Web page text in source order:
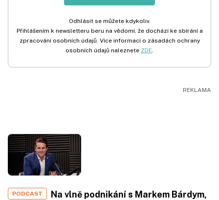
Odhlásit se můžete kdykoliv.
Přihlášením k newsletteru beru na vědomí, že dochází ke sbírání a
zpracování osobních údajů. Více informací o zásadách ochrany
osobních údajů naleznete ZDE.
PODCAST
Na vlně podnikání s Markem Bárdym,